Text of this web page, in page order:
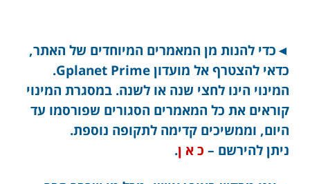
◄כדי להנות מן המאמרים המיוחדים של האתר,
כדאי להצטרף אל מועדון Gplanet Prime.
המינוי הינו לחצי שנה או לשנה. במסגרת המינוי
קוראים את כל המאמרים הסגורים שפורסמו עד
היום, וממשיכים קדימה לתקופה נוספת.
ניתן להירשם – כ א ן.